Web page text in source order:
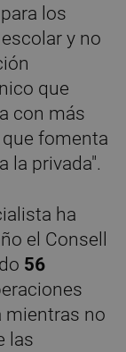
para los
y no
que
con más
fomenta
la privada".
ha
el Consell
56
mientras no
las